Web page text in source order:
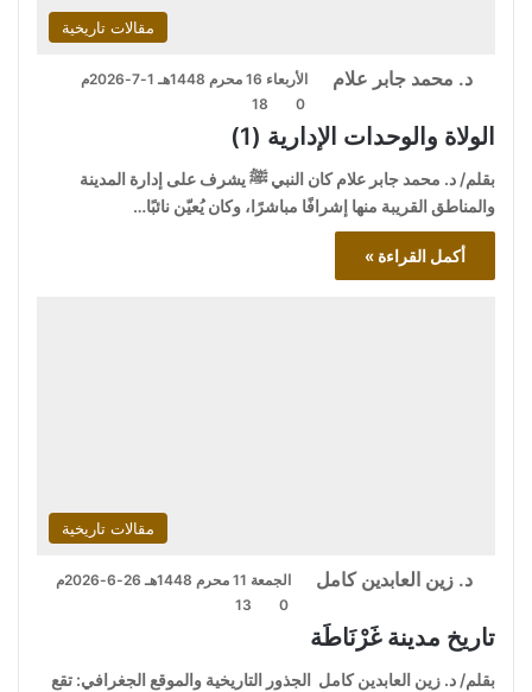
مقالات تاريخية
د. محمد جابر علام
الأربعاء 16 محرم 1448هـ 1-7-2026م
0
18
الولاة والوحدات الإدارية (1)
بقلم/ د. محمد جابر علام كان النبي ﷺ يشرف على إدارة المدينة
والمناطق القريبة منها إشرافًا مباشرًا، وكان يُعيّن نائبًا…
أكمل القراءة »
مقالات تاريخية
د. زين العابدين كامل
الجمعة 11 محرم 1448هـ 26-6-2026م
0
13
تاريخ مدينة غَرْنَاطَة
بقلم/ د. زين العابدين كامل الجذور التاريخية والموقع الجغرافي: تقع